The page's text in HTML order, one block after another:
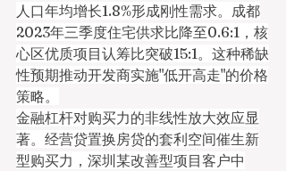
人口年均增长1.8%形成刚性需求。成都
2023年三季度住宅供求比降至0.6:1，核
心区优质项目认筹比突破15:1。这种稀缺
性预期推动开发商实施"低开高走"的价格
策略。
金融杠杆对购买力的非线性放大效应显
著。经营贷置换房贷的套利空间催生新
型购买力，深圳某改善型项目客户中